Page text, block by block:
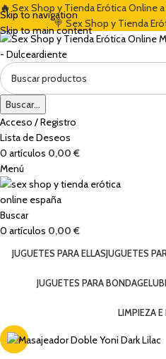
Skip to navigation
Skip to main content
🔥 Sex Shop y Tienda Erótica Online
🍭 Sex Shop y Tienda
Buscar...
Acceso / Registro
Lista de Deseos
0 artículos 0,00 €
Menú
Buscar
0 artículos 0,00 €
JUGUETES PARA ELLASJUGUETES
JUGUETES PARA BONDAGE
LIMPIEZA E
-2%
DEL 5% CON EL CÓDIGO